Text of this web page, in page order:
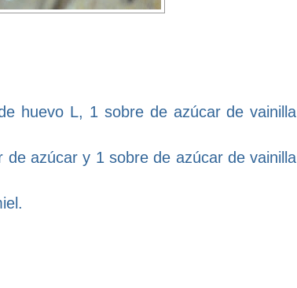
huevo L, 1 sobre de azúcar de vainilla
azúcar y 1 sobre de azúcar de vainilla